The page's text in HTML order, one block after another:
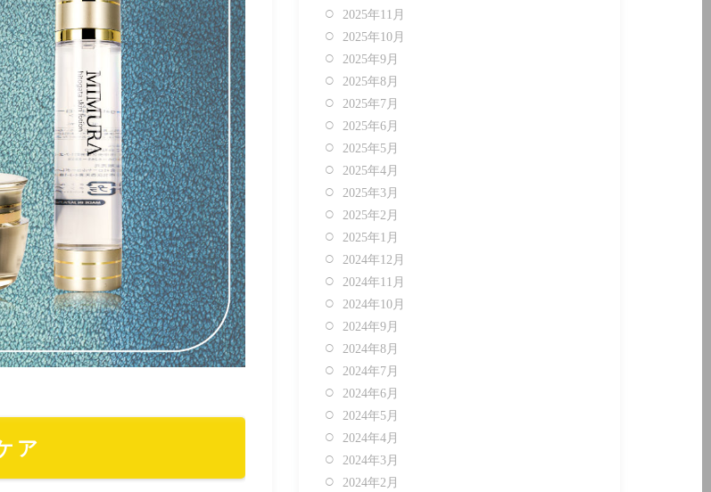
ア
2025年11月
2025年10月
2025年9月
2025年8月
2025年7月
2025年6月
2025年5月
2025年4月
2025年3月
2025年2月
2025年1月
2024年12月
2024年11月
2024年10月
2024年9月
2024年8月
2024年7月
2024年6月
2024年5月
2024年4月
2024年3月
2024年2月